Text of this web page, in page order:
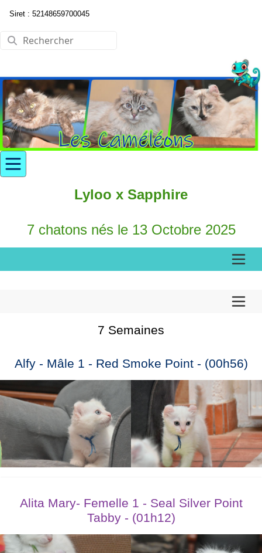
Siret : 52148659700045
Lyloo x Sapphire
7 chatons nés le 13 Octobre 2025
7 Semaines
Alfy - Mâle 1 - Red Smoke Point - (00h56)
Alita Mary- Femelle 1 - Seal Silver Point
Tabby - (01h12)